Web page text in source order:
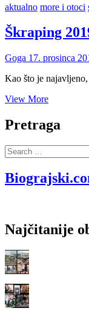
aktualno more i otoci
Škraping
Goga 17. prosinca
Kao što je
View MoreŠkraping
Prijave
su
se
do
Pretraga
Search
…
Najčitanije